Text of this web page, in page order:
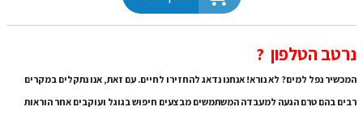
​​​​​​​נרטב הטלפון ?
המכשיר נפל למים? לא נורא! אנחנו נדאג להחזירו לחיים. עם זאת, אנו נתקלים במקרים
רבים בהם טרם הגעה למעבדה המשתמשים מבצעים חיפוש בגוגל ועוקבים אחר הוראות